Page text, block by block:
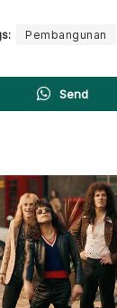
Pembangunan
Send